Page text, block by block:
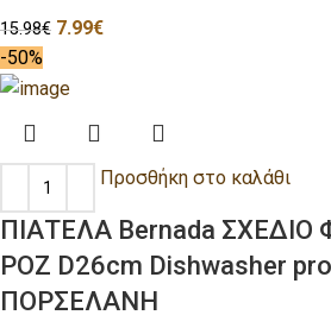
15.98€ 7.99€
-50%
Προσθήκη στο καλάθι
ΠΙΑΤΕΛΑ Bernada
ΡΟΖ D26cm Dishwasher
ΠΟΡΣΕΛΑΝΗ